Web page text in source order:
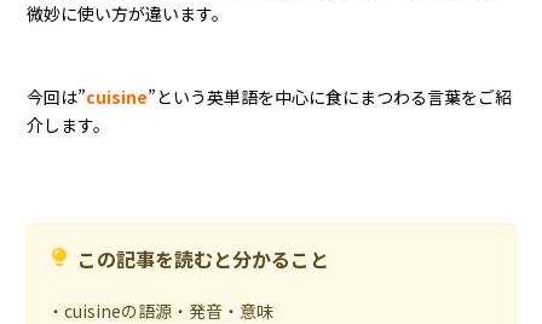
微妙に使い方が違います。
今回は”cuisine”という英単語を中心に食にまつわる言葉をご紹
介します。
この記事を読むと分かること
・cuisineの語源・発音・意味